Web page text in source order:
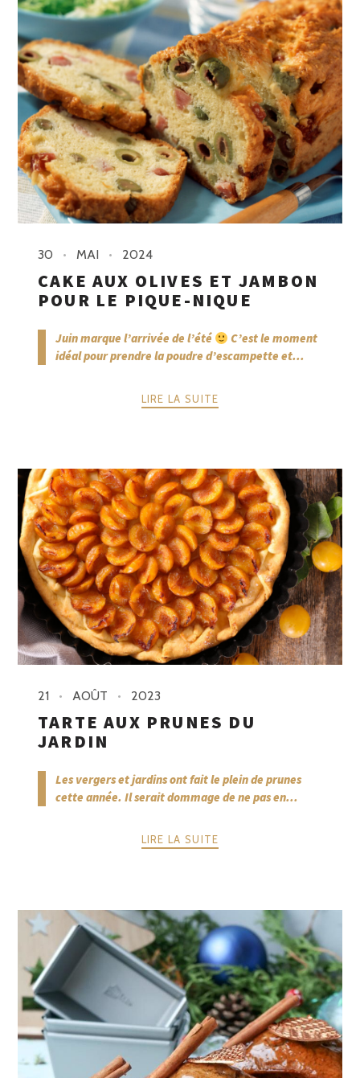
30 MAI 2024
CAKE AUX OLIVES ET JAMBON
POUR LE PIQUE-NIQUE
Juin marque l’arrivée de l’été
C’est le moment
idéal pour prendre la poudre d’escampette et...
LIRE LA SUITE
21 AOÛT 2023
TARTE AUX PRUNES DU
JARDIN
Les vergers et jardins ont fait le plein de prunes
cette année. Il serait dommage de ne pas en...
LIRE LA SUITE